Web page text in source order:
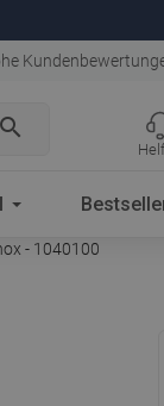
search
- 1040100